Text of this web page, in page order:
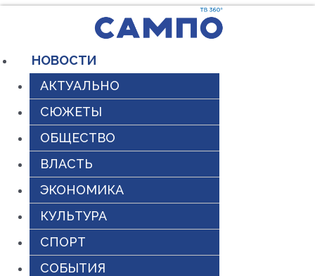
содержимому
НОВОСТИ
АКТУАЛЬНО
СЮЖЕТЫ
ОБЩЕСТВО
ВЛАСТЬ
ЭКОНОМИКА
КУЛЬТУРА
СПОРТ
СОБЫТИЯ